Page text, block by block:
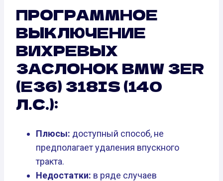
ПРОГРАММНОЕ
ВЫКЛЮЧЕНИЕ
ВИХРЕВЫХ
ЗАСЛОНОК BMW 3ER
(E36) 318IS (140
Л.С.):
Плюсы: доступный способ, не
предполагает удаления впускного
тракта.
Недостатки: в ряде случаев